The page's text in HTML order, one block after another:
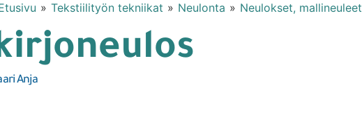
» Tekstiilityön tekniikat » Neulonta » Neulokset, mallineuleet
Anja